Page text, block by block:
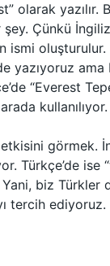
yazılır.
Çünkü
ismi
yazıyoruz
“Everest
kullanılıyor.
görmek.
Türkçe’de ise
biz Türkler
tercih ediyoruz.